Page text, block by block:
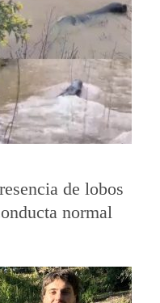
de lobos
normal